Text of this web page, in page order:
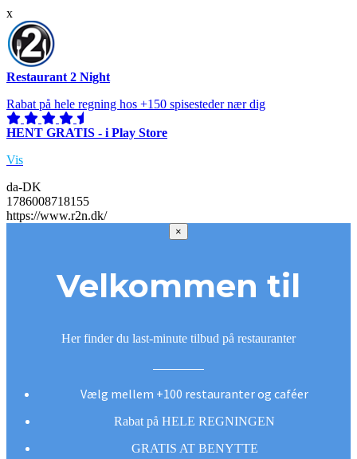
x
Restaurant 2 Night
Rabat på hele regning hos +150 spisesteder nær dig
HENT GRATIS - i Play Store
Vis
da-DK
1786008718155
https://www.r2n.dk/
×
Velkommen til
Her finder du last-minute tilbud på restauranter
Vælg mellem +100 restauranter og caféer
Rabat på HELE REGNINGEN
GRATIS AT BENYTTE